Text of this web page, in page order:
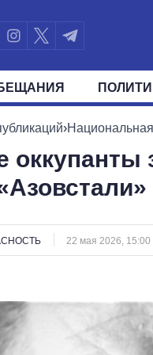
ПРЕЗИДЕНТ И
›
22 мая 2026, 15:00